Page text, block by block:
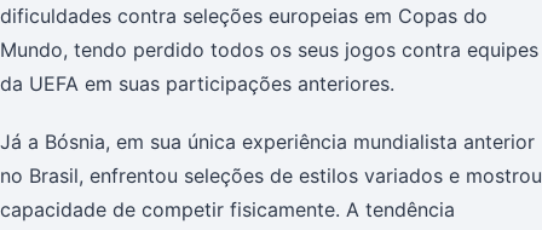
dificuldades contra seleções europeias em Copas do
Mundo, tendo perdido todos os seus jogos contra equipes
da UEFA em suas participações anteriores.
Já a Bósnia, em sua única experiência mundialista anterior
no Brasil, enfrentou seleções de estilos variados e mostrou
capacidade de competir fisicamente. A tendência